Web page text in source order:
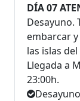
DÍA 07
Desayuno.
embarcar
las islas
Llegada a
23:00h.
Desayuno